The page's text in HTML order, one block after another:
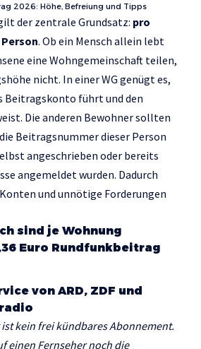
2026: Höhe, Befreiung und Tipps
der zentrale Grundsatz: pro
. Ob ein Mensch allein lebt
eine Wohngemeinschaft teilen,
nicht. In einer WG genügt es,
Beitragskonto führt und den
Die anderen Bewohner sollten
Beitragsnummer dieser Person
angeschrieben oder bereits
angemeldet wurden. Dadurch
und unnötige Forderungen
sind je Wohnung
Euro Rundfunkbeitrag
von ARD, ZDF und
kein frei kündbares Abonnement.
einen Fernseher noch die